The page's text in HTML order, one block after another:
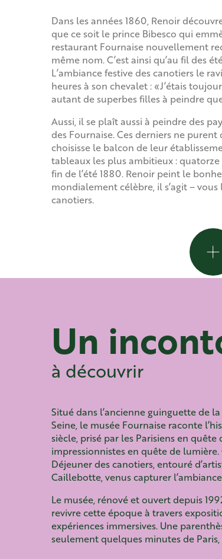
Dans les années 1860, Renoir
que ce soit le prince Bibesco qui
restaurant Fournaise nouvellement
même nom. C’est ainsi qu’au fil des
L’ambiance festive des canotiers le
heures à son chevalet : «J’étais
autant de superbes filles à peindre
Aussi, il se plaît aussi à peindre des
des Fournaise. Ces derniers ne
choisisse le balcon de leur
tableaux les plus ambitieux :
fin de l’été 1880. Renoir peint le
mondialement célèbre, il s’agit –
canotiers.
Un
à découvrir
Situé dans l’ancienne guinguette de
Seine, le musée Fournaise raconte
siècle, prisé par les Parisiens en
impressionnistes en quête de lumière.
Déjeuner des canotiers, entouré
Caillebotte, venus capturer
Le musée, rénové et ouvert depuis
revivre cette époque à travers
expériences immersives. Une
seulement quelques minutes de